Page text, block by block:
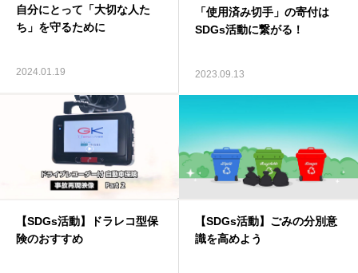
自分にとって「大切な人た
ち」を守るために
2024.01.19
「使用済み切手」の寄付は
SDGs活動に繋がる！
2023.09.13
【SDGs活動】ドラレコ型保
険のおすすめ
【SDGs活動】ごみの分別意
識を高めよう